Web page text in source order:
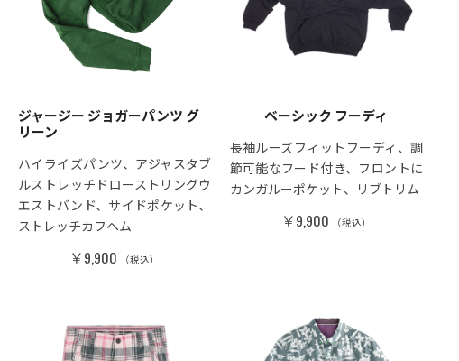
ジャージー ジョガーパンツ グ
リーン
ハイライズパンツ、アジャスタブ
ルストレッチドローストリングウ
エストバンド、サイドポケット、
ストレッチカフヘム
￥9,900 （税込）
ベーシック フーディ
長袖ルーズフィットフーディ、調
節可能なフード付き、フロントに
カンガルーポケット、リブトリム
￥9,900 （税込）